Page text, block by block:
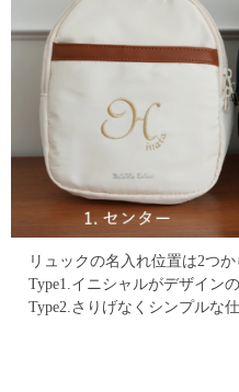
リュックの名入れ位置は2つ
Type1.イニシャルがデザイン
Type2.さりげなくシンプルな